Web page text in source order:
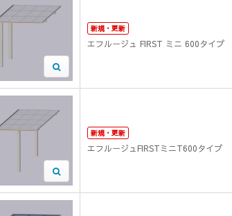
新規・更新
エフルージュ FIRST ミニ 600タイプ
新規・更新
エフルージュFIRSTミニT600タイプ